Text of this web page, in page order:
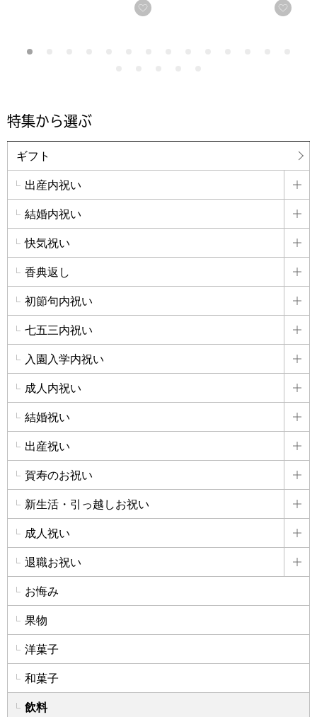
お気に入りに登録する お気
特集から選ぶ
ギフト
出産内祝い
詳
結婚内祝い
詳
快気祝い
詳
香典返し
詳
初節句内祝い
詳
七五三内祝い
詳
入園入学内祝い
詳
成人内祝い
詳
結婚祝い
詳
出産祝い
詳
賀寿のお祝い
詳
新生活・引っ越しお祝い
詳
成人祝い
詳
退職お祝い
詳
お悔み
果物
洋菓子
和菓子
飲料